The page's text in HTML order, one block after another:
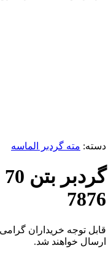
دسته: مته گردبر الماسه
7876
ارسال خواهند شد.